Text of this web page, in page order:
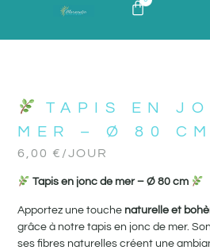
TAPIS EN
MER – Ø 80
6,00 € /JOUR
Tapis en jonc de mer – Ø 80 cm
Apportez une touche naturelle et
grâce à notre tapis en jonc de mer.
ses fibres naturelles créent une